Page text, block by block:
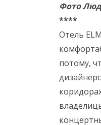
Фото
****
Отель
потому,